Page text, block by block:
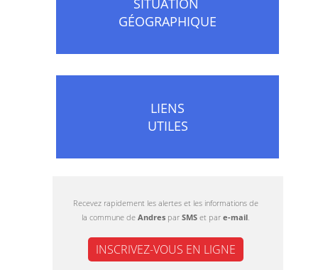
GÉOGRAPHIQUE
LIENS
UTILES
Recevez rapidement les alertes et les informations de
la commune de Andres par SMS et par e-mail.
INSCRIVEZ-VOUS EN LIGNE